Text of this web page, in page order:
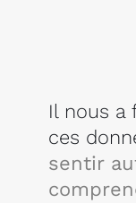
Il nous a
ces
sentir